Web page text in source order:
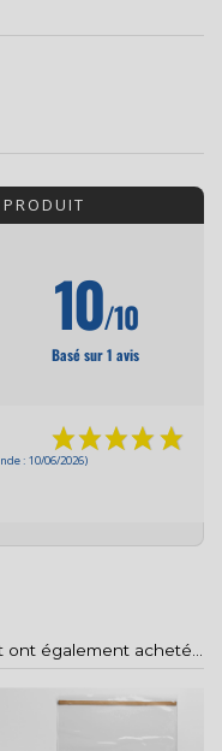
10/10
Basé sur 1 avis
: 10/06/2026)
également acheté...